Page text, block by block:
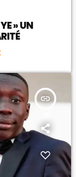
insert_link